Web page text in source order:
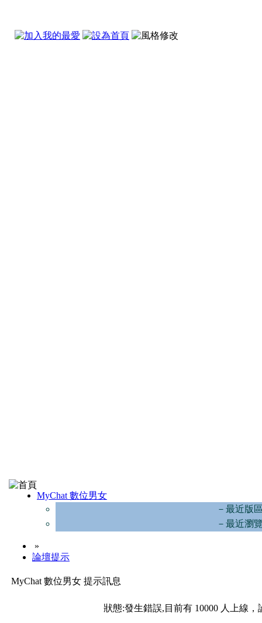
MyChat 數位男女
－最近版
－最近瀏
»
論壇提示
MyChat 數位男女 提示訊息
狀態:發生錯誤,目前有 10000 人上線